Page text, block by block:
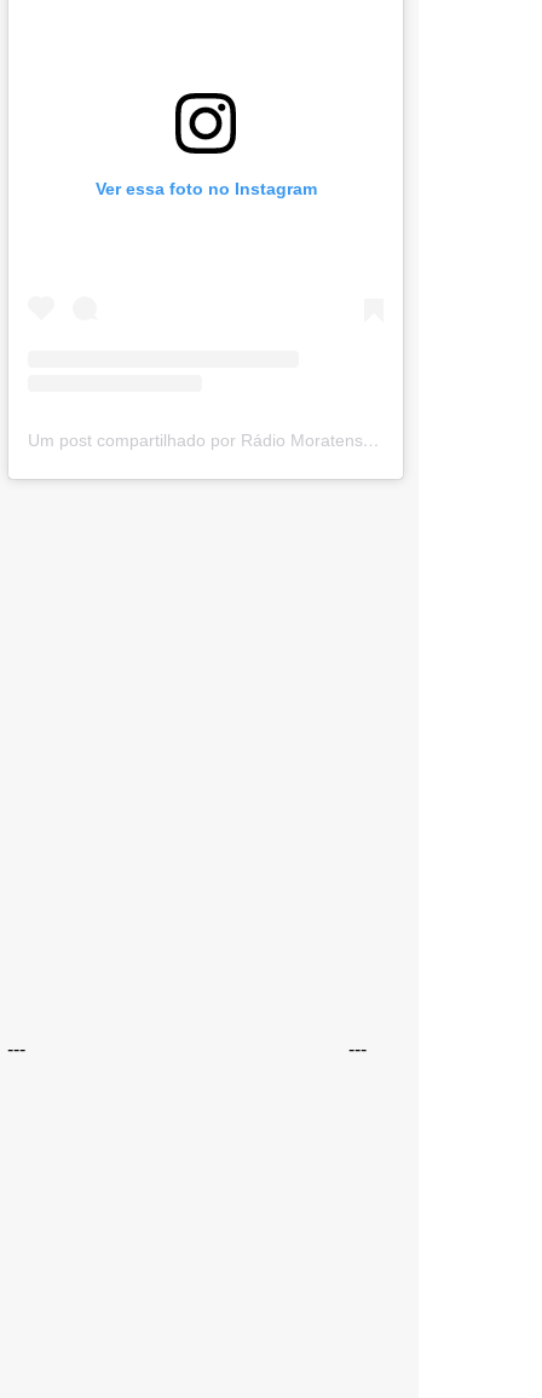
Ver essa foto no Instagram
Um post compartilhado por Rádio Moratense (@radio_moratense)
--- ---